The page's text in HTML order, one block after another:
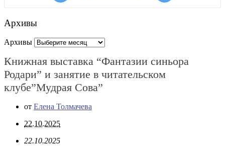
Архивы
Архивы
Книжная выставка “Фантазии синьора
Родари” и занятие в читательском
клубе”Мудрая Сова”
от Елена Толмачева
22.10.2025
22.10.2025